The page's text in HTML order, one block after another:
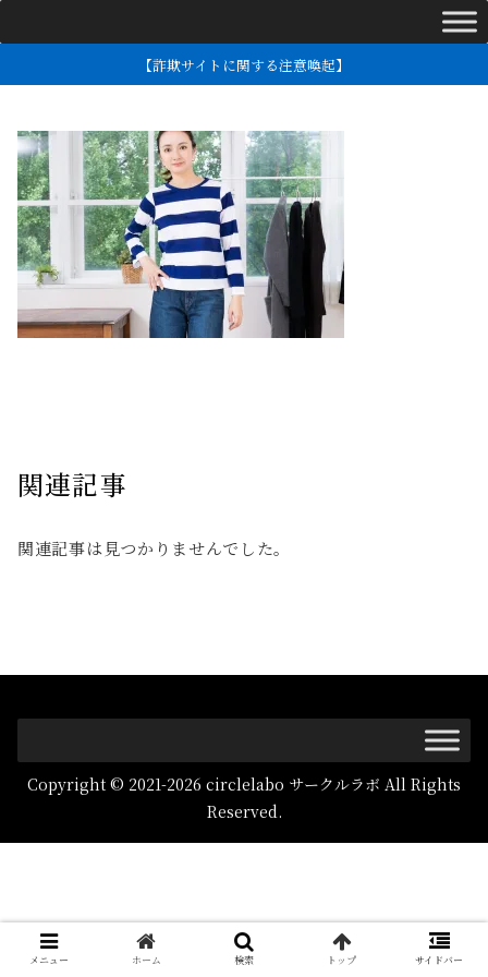
【詐欺サイトに関する注意喚起】
関連記事
関連記事は見つかりませんでした。
Copyright © 2021-2026 circlelabo サークルラボ All Rights
Reserved.
メニュー ホーム 検索 トップ サイドバー